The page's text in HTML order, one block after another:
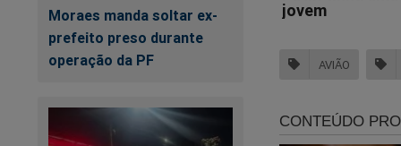
Moraes manda soltar ex-
prefeito preso durante
operação da PF
o direito de assistir
conteúdo da
assinar, clique no
Outra forma de
momento uma
AVIÃO